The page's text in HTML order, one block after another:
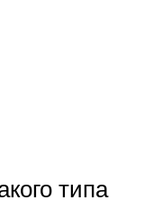
типа